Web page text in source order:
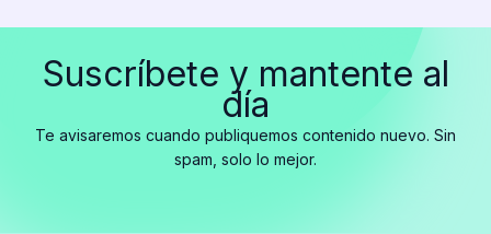
Suscríbete y mantente al
día
Te avisaremos cuando publiquemos contenido nuevo. Sin
spam, solo lo mejor.